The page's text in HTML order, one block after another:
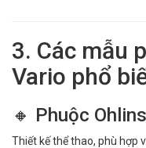
3. Các mẫu
Vario phổ
🔸 Phuộc
Thiết kế thể thao, phù hợp